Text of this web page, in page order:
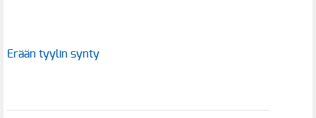
Erään tyylin synty